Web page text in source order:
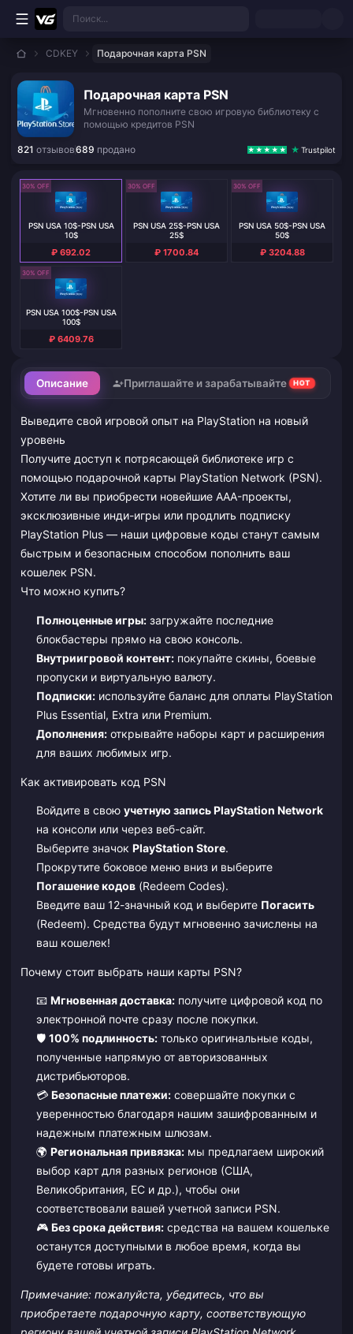
Перейти к основному контенту
Поиск...
CDKEY Подарочная карта PSN
Подарочная карта PSN
Мгновенно пополните свою игровую библиотеку с
помощью кредитов PSN
821 отзывов689 продано Trustpilot
Описание Приглашайте и зарабатывайте HOT
Выведите свой игровой опыт на PlayStation на новый
уровень
Получите доступ к потрясающей библиотеке игр с
помощью подарочной карты PlayStation Network (PSN).
Хотите ли вы приобрести новейшие AAA-проекты,
эксклюзивные инди-игры или продлить подписку
PlayStation Plus — наши цифровые коды станут самым
быстрым и безопасным способом пополнить ваш
кошелек PSN.
Что можно купить?
Полноценные игры:загружайте последние
блокбастеры прямо на свою консоль.
Внутриигровой контент:покупайте скины, боевые
пропуски и виртуальную валюту.
Подписки:используйте баланс для оплаты PlayStation
Plus Essential, Extra или Premium.
Дополнения:открывайте наборы карт и расширения
для ваших любимых игр.
Как активировать код PSN
Войдите в свою учетную запись PlayStation Network
на консоли или через веб-сайт.
Выберите значок PlayStation Store.
Прокрутите боковое меню вниз и выберите
Погашение кодов(Redeem Codes).
Введите ваш 12-значный код и выберите Погасить
(Redeem). Средства будут мгновенно зачислены на
ваш кошелек!
Почему стоит выбрать наши карты PSN?
📧 Мгновенная доставка:получите цифровой код по
электронной почте сразу после покупки.
🛡️ 100% подлинность:только оригинальные коды,
полученные напрямую от авторизованных
дистрибьюторов.
💳 Безопасные платежи:совершайте покупки с
уверенностью благодаря нашим зашифрованным и
надежным платежным шлюзам.
🌍 Региональная привязка:мы предлагаем широкий
выбор карт для разных регионов (США,
Великобритания, ЕС и др.), чтобы они
соответствовали вашей учетной записи PSN.
🎮 Без срока действия:средства на вашем кошельке
останутся доступными в любое время, когда вы
будете готовы играть.
Примечание: пожалуйста, убедитесь, что вы
приобретаете подарочную карту, соответствующую
30% OFF
PSN USA 10$-PSN USA
10$
₽ 692.02
30% OFF
PSN USA 25$-PSN USA
25$
₽ 1700.84
30% OFF
PSN USA 50$-PSN USA
50$
₽ 3204.88
30% OFF
PSN USA 100$-PSN USA
100$
₽ 6409.76